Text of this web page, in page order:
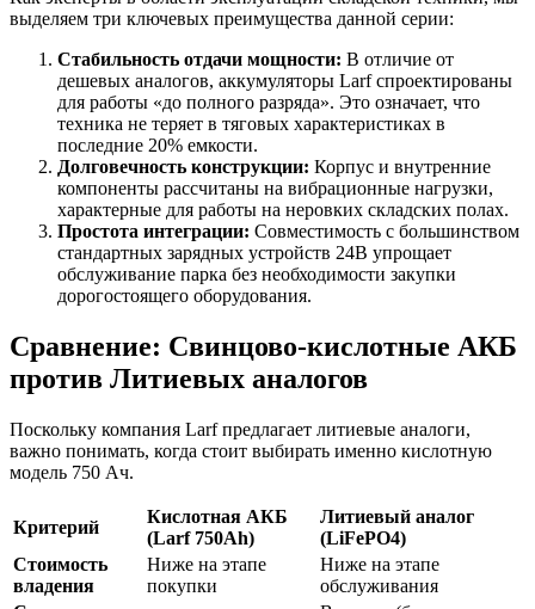
выделяем три ключевых преимущества данной серии:
Стабильность отдачи мощности: В отличие от
дешевых аналогов, аккумуляторы Larf спроектированы
для работы «до полного разряда». Это означает, что
техника не теряет в тяговых характеристиках в
последние 20% емкости.
Долговечность конструкции: Корпус и внутренние
компоненты рассчитаны на вибрационные нагрузки,
характерные для работы на неровких складских полах.
Простота интеграции: Совместимость с большинством
стандартных зарядных устройств 24В упрощает
обслуживание парка без необходимости закупки
дорогостоящего оборудования.
Сравнение: Свинцово-кислотные АКБ
против Литиевых аналогов
Поскольку компания Larf предлагает литиевые аналоги,
важно понимать, когда стоит выбирать именно кислотную
модель 750 Ач.
Критерий
Кислотная АКБ
(Larf 750Ah)
Литиевый аналог
(LiFePO4)
Стоимость
владения
Ниже на этапе
покупки
Ниже на этапе
обслуживания